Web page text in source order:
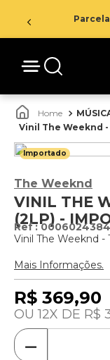
Vinil The Weeknd
Importado
The Weeknd
VINIL THE
(2LP) -
:
Vinil The Weeknd -
Mais Informações.
R$ 369,90
12 R$
－